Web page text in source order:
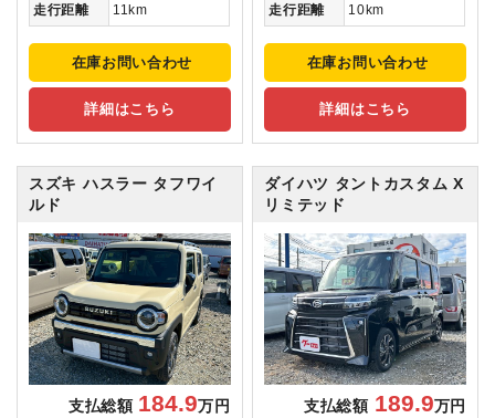
走行距離
11km
在庫お問い合わせ
詳細はこちら
走行距離
10km
在庫お問い合わせ
詳細はこちら
スズキ ハスラー タフワイ
ルド
支払総額 184.9万円
ダイハツ タントカスタムX
リミテッド
支払総額 189.9万円